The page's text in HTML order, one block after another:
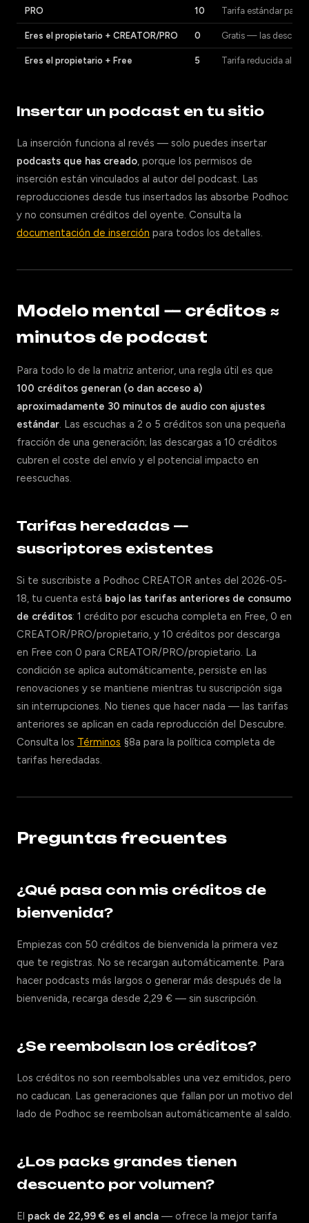
PRO 10 Tarifa estándar para
Eres el propietario + CREATOR/PRO 0 Gratis — las
Eres el propietario + Free 5 Tarifa reducida al
Insertar un podcast en tu sitio
La inserción funciona al revés — solo puedes insertar
podcasts que has creado, porque los permisos de
inserción están vinculados al autor del podcast. Las
reproducciones desde tus insertados las absorbe Podhoc
y no consumen créditos del oyente. Consulta la
documentación de inserción para todos los detalles.
Modelo mental — créditos ≈
minutos de podcast
Para todo lo de la matriz anterior, una regla útil es que
100 créditos generan (o dan acceso a)
aproximadamente 30 minutos de audio con ajustes
estándar. Las escuchas a 2 o 5 créditos son una pequeña
fracción de una generación; las descargas a 10 créditos
cubren el coste del envío y el potencial impacto en
reescuchas.
Tarifas heredadas —
suscriptores existentes
Si te suscribiste a Podhoc CREATOR antes del 2026-05-
18, tu cuenta está bajo las tarifas anteriores de consumo
de créditos: 1 crédito por escucha completa en Free, 0 en
CREATOR/PRO/propietario, y 10 créditos por descarga
en Free con 0 para CREATOR/PRO/propietario. La
condición se aplica automáticamente, persiste en las
renovaciones y se mantiene mientras tu suscripción siga
sin interrupciones. No tienes que hacer nada — las tarifas
anteriores se aplican en cada reproducción del Descubre.
Consulta los Términos §8a para la política completa de
tarifas heredadas.
Preguntas frecuentes
¿Qué pasa con mis créditos de
bienvenida?
Empiezas con 50 créditos de bienvenida la primera vez
que te registras. No se recargan automáticamente. Para
hacer podcasts más largos o generar más después de la
bienvenida, recarga desde 2,29 € — sin suscripción.
¿Se reembolsan los créditos?
Los créditos no son reembolsables una vez emitidos, pero
no caducan. Las generaciones que fallan por un motivo del
lado de Podhoc se reembolsan automáticamente al saldo.
¿Los packs grandes tienen
descuento por volumen?
El pack de 22,99 € es el ancla — ofrece la mejor tarifa